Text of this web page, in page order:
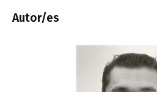
Autor/es